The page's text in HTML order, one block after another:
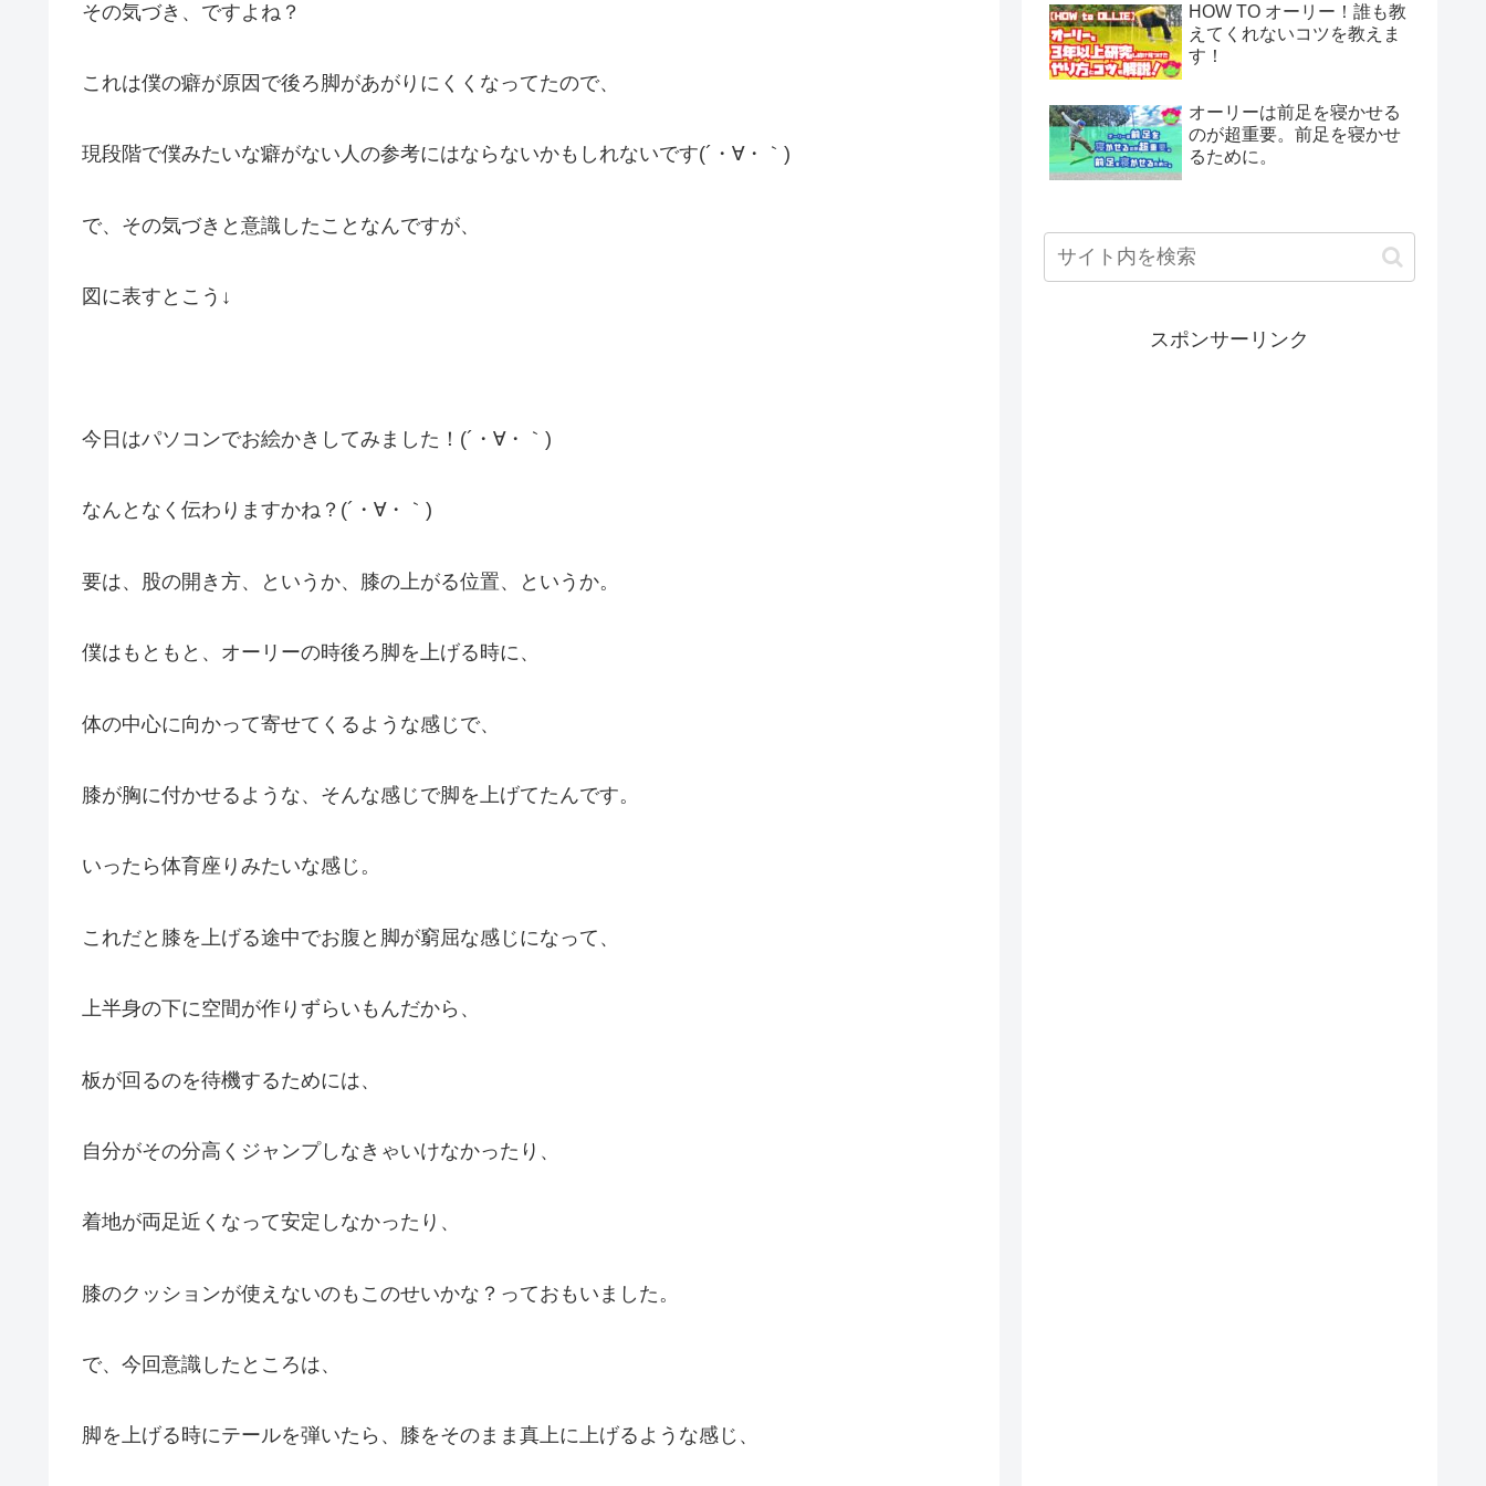
その気づき、ですよね？
これは僕の癖が原因で後ろ脚があがりにくくなってたので、
現段階で僕みたいな癖がない人の参考にはならないかもしれないです(´・∀・｀)
で、その気づきと意識したことなんですが、
図に表すとこう↓
今日はパソコンでお絵かきしてみました！(´・∀・｀)
なんとなく伝わりますかね？(´・∀・｀)
要は、股の開き方、というか、膝の上がる位置、というか。
僕はもともと、オーリーの時後ろ脚を上げる時に、
体の中心に向かって寄せてくるような感じで、
膝が胸に付かせるような、そんな感じで脚を上げてたんです。
いったら体育座りみたいな感じ。
これだと膝を上げる途中でお腹と脚が窮屈な感じになって、
上半身の下に空間が作りずらいもんだから、
板が回るのを待機するためには、
自分がその分高くジャンプしなきゃいけなかったり、
着地が両足近くなって安定しなかったり、
膝のクッションが使えないのもこのせいかな？っておもいました。
で、今回意識したところは、
脚を上げる時にテールを弾いたら、膝をそのまま真上に上げるような感じ、
HOW TO オーリー！誰も教
えてくれないコツを教えま
す！
オーリーは前足を寝かせる
のが超重要。前足を寝かせ
るために。
スポンサーリンク